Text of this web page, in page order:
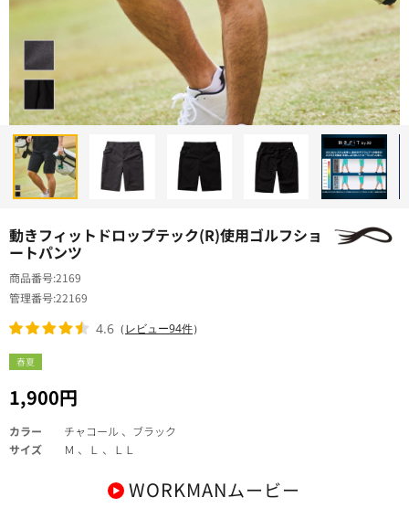
動きフィットドロップテック(R)使用ゴルフショ
ートパンツ
春夏
1,900円
商品番号2169
管理番号22169
4.6 （レビュー94件）
カラー
チャコール 、ブラック
サイズ
Ｍ 、Ｌ 、ＬＬ
WORKMANムービー